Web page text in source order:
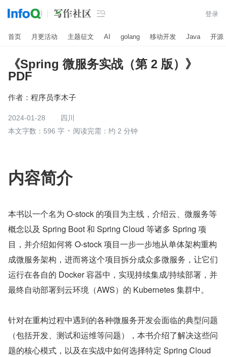
 登录
首页 月更活动 主题征文 AI golang 移动开发 Java 开源
《Spring 微服务实战（第 2 版）》
PDF
作者： 程序员李木子
2024-01-28
四川
本文字数：596 字
阅读完需：约 2 分钟
内容简介
本书以一个名为 O-stock 的项目为主线，介绍云、微服务等
概念以及 Spring Boot 和 Spring Cloud 等诸多 Spring 项
目，并介绍如何将 O-stock 项目一步一步地从单体架构重构
成微服务架构，进而将这个项目拆分成众多微服务，让它们
运行在各自的 Docker 容器中，实现持续集成/持续部署，并
最终自动部署到云环境（AWS）的 Kubernetes 集群中。
针对在重构过程中遇到的各种微服务开发会面临的典型问题
（包括开发、测试和运维等问题），本书介绍了解决这些问
题的核心模式，以及在实战中如何选择特定 Spring Cloud